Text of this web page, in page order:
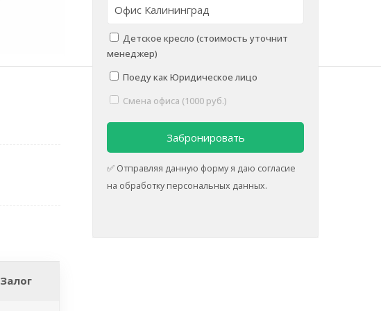
Залог
Детское кресло (стоимость уточнит
менеджер)
Поеду как Юридическое лицо
Смена офиса (1000 руб.)
✅ Отправляя данную форму я даю согласие
на обработку персональных данных.